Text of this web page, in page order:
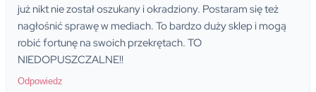
już nikt nie został oszukany i okradziony. Postaram się też
nagłośnić sprawę w mediach. To bardzo duży sklep i mogą
robić fortunę na swoich przekrętach. TO
NIEDOPUSZCZALNE!!
Odpowiedz